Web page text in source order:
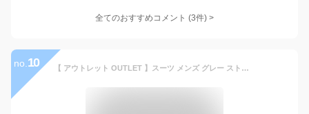
全てのおすすめコメント (3件) >
no. 10 【 アウトレット OUTLET 】スーツ メンズ グレー ストライプ ストレッチ 洗える ノータックパンツ オシャレ PSFAWEB限定オールシーズンスーツ スーツ スリムスーツ おしゃれ スーツ ストレッチスーツ ビジネススーツ メンズ スーツ パンツウォッシャブル